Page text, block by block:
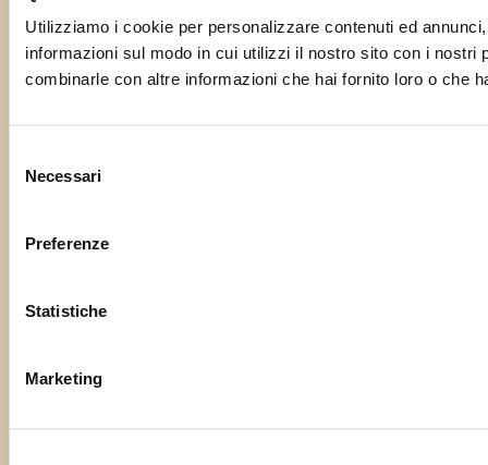
Utilizziamo i cookie per personalizzare contenuti ed
informazioni sul modo in cui utilizzi il nostro sito con i nostri
combinarle con altre informazioni che hai fornito loro o che
delNecessari
Preferenze
Statistiche
Marketing